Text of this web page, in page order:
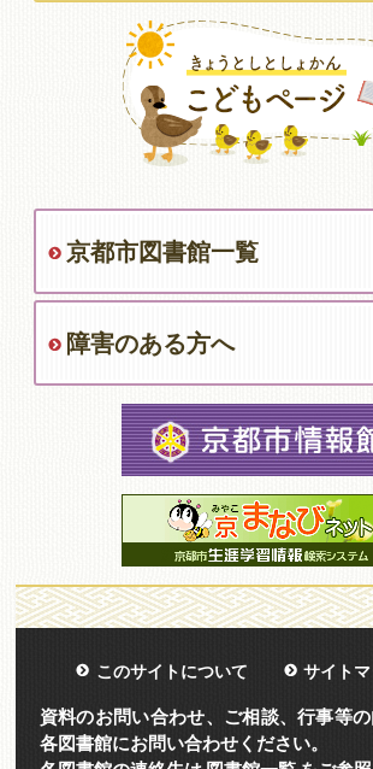
京都市図書館一覧
障害のある方へ
このサイトについて サイト
資料のお問い合わせ、ご相談、行事等
各図書館にお問い合わせください。